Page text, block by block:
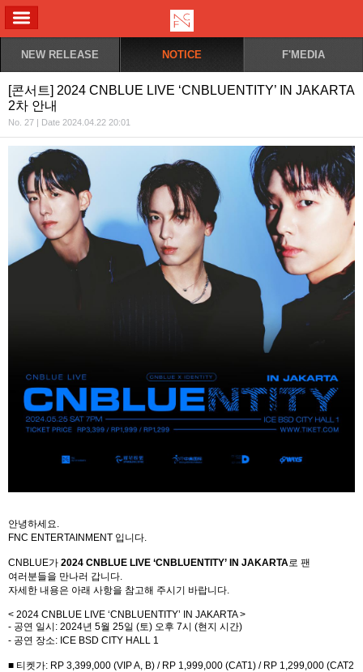
NEW RELEASE NOTICE F'MEDIA
[콘서트] 2024 CNBLUE LIVE ‘CNBLUENTITY’ IN JAKARTA
2차 안내
No. 27 | Date 2024.04.22 20:01
안녕하세요.
FNC ENTERTAINMENT 입니다.
CNBLUE가 2024 CNBLUE LIVE ‘CNBLUENTITY’ IN JAKARTA로 팬
여러분들을 만나러 갑니다.
자세한 내용은 아래 사항을 참고해 주시기 바랍니다.
< 2024 CNBLUE LIVE ‘CNBLUENTITY’ IN JAKARTA >
- 공연 일시 : 2024년 5월 25일 (토) 오후 7시 (현지 시간)
- 공연 장소: ICE BSD CITY HALL 1
■ 티켓가: RP 3,399,000 (VIP A, B) / RP 1,999,000 (CAT1) / RP 1,299,000 (CAT2